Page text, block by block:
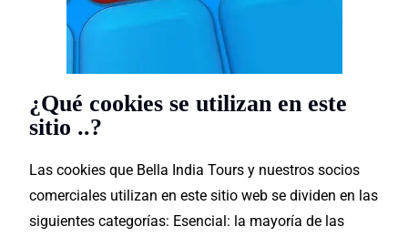
¿Qué cookies se utilizan en este
sitio ..?
Las cookies que Bella India Tours y nuestros socios
comerciales utilizan en este sitio web se dividen en las
siguientes categorías: Esencial: la mayoría de las